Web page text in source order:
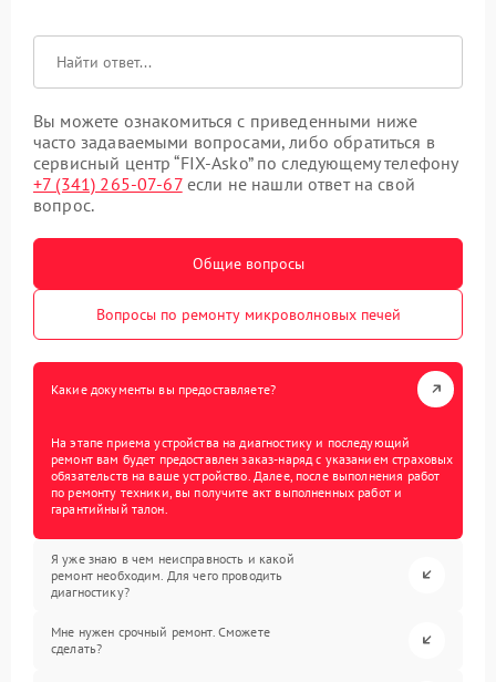
Вы можете ознакомиться с приведенными ниже
часто задаваемыми вопросами, либо обратиться в
сервисный центр “FIX-Asko” по следующему телефону
+7 (341) 265-07-67если не нашли ответ на свой
вопрос.
Общие вопросы
Вопросы по ремонту микроволновых печей
Какие документы вы предоставляете?
На этапе приема устройства на диагностику и последующий
ремонт вам будет предоставлен заказ-наряд с указанием страховых
обязательств на ваше устройство. Далее, после выполнения работ
по ремонту техники, вы получите акт выполненных работ и
гарантийный талон.
Я уже знаю в чем неисправность и какой
ремонт необходим. Для чего проводить
диагностику?
Мне нужен срочный ремонт. Сможете
сделать?